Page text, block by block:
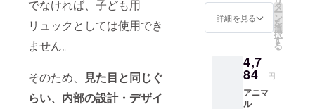
でなければ、子ども用
リュックとしては使用でき
ません。
そのため、
見た目と同じぐ
らい、内部の設計・デザイ
詳細を見る
タ
ー
ン
を
選
択
す
る
4,7
84 円
アニマ
ル